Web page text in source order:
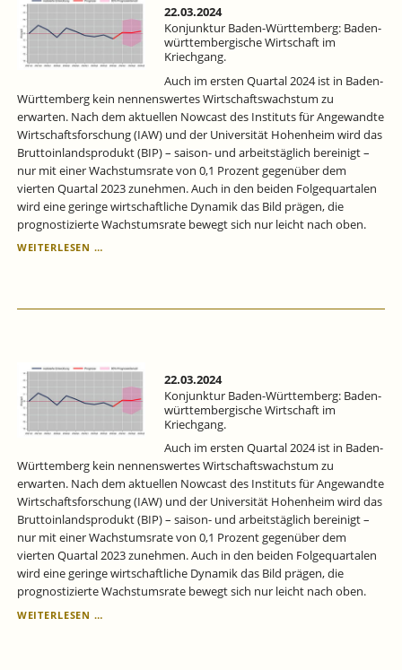
22.03.2024
Konjunktur Baden-Württemberg: Baden-
württembergische Wirtschaft im
Kriechgang.
Auch im ersten Quartal 2024 ist in Baden-
Württemberg kein nennenswertes Wirtschaftswachstum zu
erwarten. Nach dem aktuellen Nowcast des Instituts für Angewandte
Wirtschaftsforschung (IAW) und der Universität Hohenheim wird das
Bruttoinlandsprodukt (BIP) – saison- und arbeitstäglich bereinigt –
nur mit einer Wachstumsrate von 0,1 Prozent gegenüber dem
vierten Quartal 2023 zunehmen. Auch in den beiden Folgequartalen
wird eine geringe wirtschaftliche Dynamik das Bild prägen, die
prognostizierte Wachstumsrate bewegt sich nur leicht nach oben.
WEITERLESEN …KONJUNKTUR
WÜRTTEMBERGISCHE
22.03.2024
Konjunktur Baden-Württemberg: Baden-
württembergische Wirtschaft im
Kriechgang.
Auch im ersten Quartal 2024 ist in Baden-
Württemberg kein nennenswertes Wirtschaftswachstum zu
erwarten. Nach dem aktuellen Nowcast des Instituts für Angewandte
Wirtschaftsforschung (IAW) und der Universität Hohenheim wird das
Bruttoinlandsprodukt (BIP) – saison- und arbeitstäglich bereinigt –
nur mit einer Wachstumsrate von 0,1 Prozent gegenüber dem
vierten Quartal 2023 zunehmen. Auch in den beiden Folgequartalen
wird eine geringe wirtschaftliche Dynamik das Bild prägen, die
prognostizierte Wachstumsrate bewegt sich nur leicht nach oben.
WEITERLESEN …